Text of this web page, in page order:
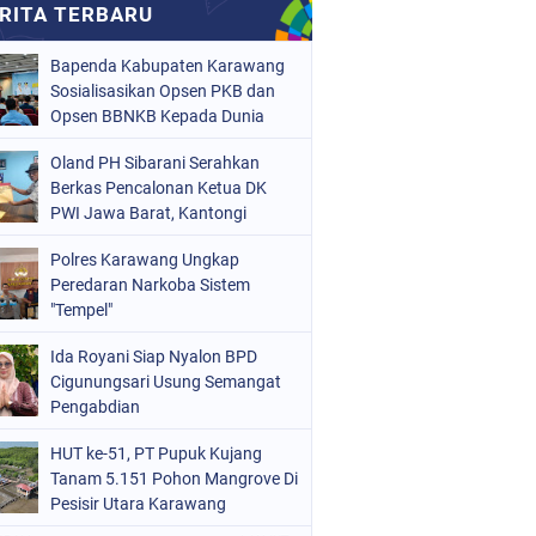
Bapenda Kabupaten Karawang
Sosialisasikan Opsen PKB dan
Opsen BBNKB Kepada Dunia
Oland PH Sibarani Serahkan
Berkas Pencalonan Ketua DK
PWI Jawa Barat, Kantongi
Polres Karawang Ungkap
Peredaran Narkoba Sistem
"Tempel"
Ida Royani Siap Nyalon BPD
Cigunungsari Usung Semangat
Pengabdian
HUT ke-51, PT Pupuk Kujang
Tanam 5.151 Pohon Mangrove Di
Pesisir Utara Karawang